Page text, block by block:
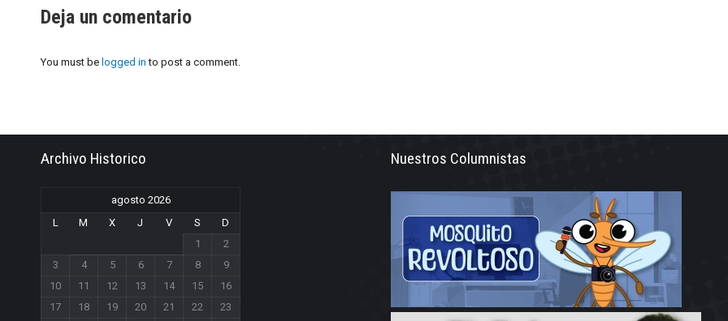
Deja un comentario
You must be logged in to post a comment.
Archivo Historico
agosto 2026
L
M X J V S
D
1
2
3
4 5 6 7 8
9
10
11 12 13 14 15
16
17
18 19 20 21 22 23
Nuestros Columnistas